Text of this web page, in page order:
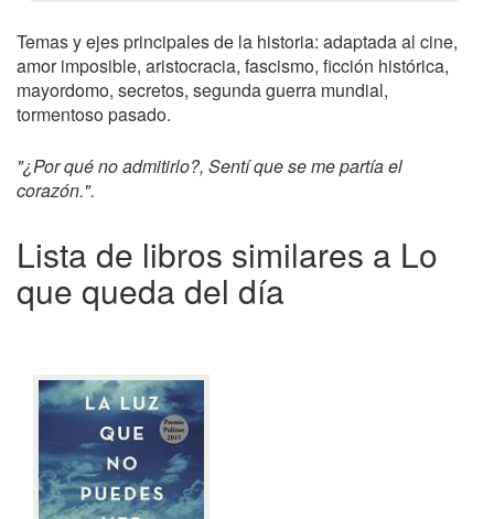
Temas y ejes principales de la historia: adaptada al cine,
amor imposible, aristocracia, fascismo, ficción histórica,
mayordomo, secretos, segunda guerra mundial,
tormentoso pasado.
"¿Por qué no admitirlo?, Sentí que se me partía el
corazón.".
Lista de libros similares a Lo
que queda del día